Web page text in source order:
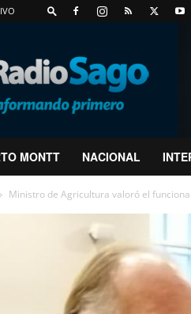
MONTT NACIONAL
Ministro de Agricultura valoró el